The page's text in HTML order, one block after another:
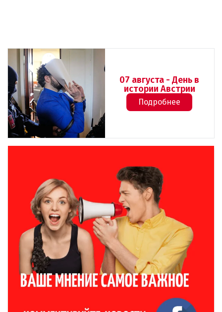
07 августа - День в
истории Австрии
Подробнее